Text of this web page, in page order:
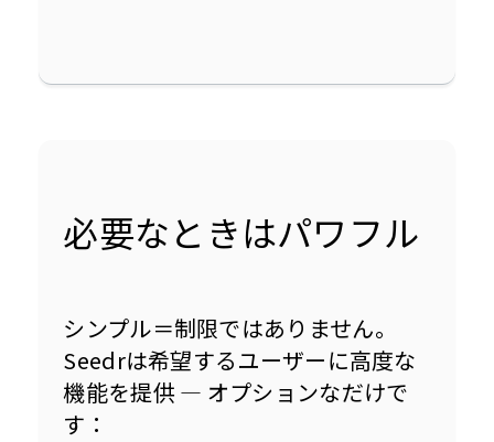
必要なときはパワフル
シンプル＝制限ではありません。
Seedrは希望するユーザーに高度な
機能を提供 — オプションなだけで
す：